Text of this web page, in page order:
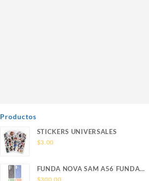
Productos
STICKERS UNIVERSALES
$3.00
FUNDA NOVA SAM A56 FUNDA
SILICONA SIN SOPORTE
$300.00